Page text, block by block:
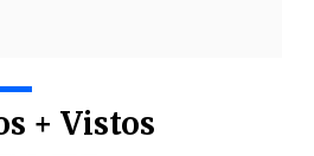
+ Vistos